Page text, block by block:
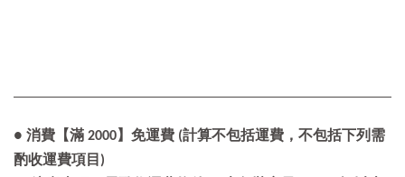
● 消費【滿 2000】免運費 (計算不包括運費，不包括下列需
酌收運費項目)